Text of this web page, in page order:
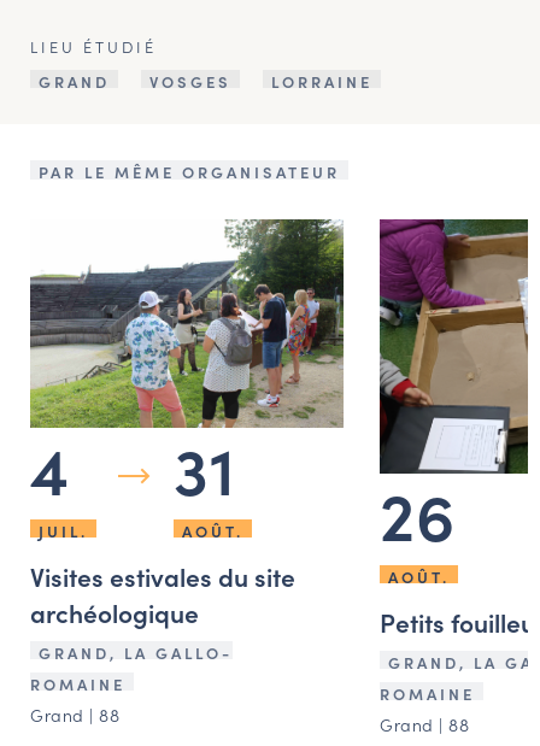
LIEU ÉTUDIÉ
GRAND
VOSGES LORRAINE
PAR LE MÊME ORGANISATEUR
4
JUIL.
31
AOÛT.
Visites estivales du site
archéologique
GRAND, LA GALLO-
ROMAINE
Grand | 88
26
AOÛT.
Petits
GRAND, LA
ROMAINE
Grand | 88